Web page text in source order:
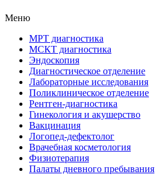
Меню
МРТ диагностика
МСКТ диагностика
Эндоскопия
Диагностическое отделение
Лабораторные исследования
Поликлиническое отделение
Рентген-диагностика
Гинекология и акушерство
Вакцинация
Логопед-дефектолог
Врачебная косметология
Физиотерапия
Палаты дневного пребывания